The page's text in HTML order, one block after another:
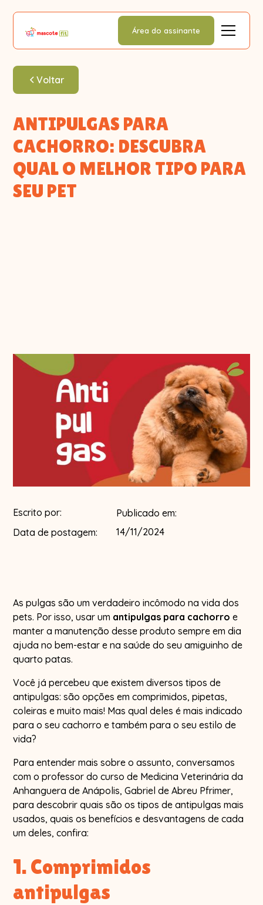
Área do assinante
Voltar
ANTIPULGAS PARA
CACHORRO: DESCUBRA
QUAL O MELHOR TIPO PARA
SEU PET
Escrito por:
Data de postagem:
Publicado em:
14/11/2024
As pulgas são um verdadeiro incômodo na vida dos
pets. Por isso, usar um antipulgas para cachorro e
manter a manutenção desse produto sempre em dia
ajuda no bem-estar e na saúde do seu amiguinho de
quarto patas.
Você já percebeu que existem diversos tipos de
antipulgas: são opções em comprimidos, pipetas,
coleiras e muito mais! Mas qual deles é mais indicado
para o seu cachorro e também para o seu estilo de
vida?
Para entender mais sobre o assunto, conversamos
com o professor do curso de Medicina Veterinária da
Anhanguera de Anápolis, Gabriel de Abreu Pfrimer,
para descobrir quais são os tipos de antipulgas mais
usados, quais os benefícios e desvantagens de cada
um deles, confira:
1. Comprimidos
antipulgas